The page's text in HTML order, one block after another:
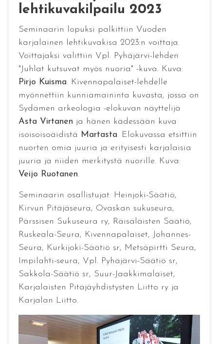
lehtikuvakilpailu 2023
Seminaarin lopuksi palkittiin Vuoden
karjalainen lehtikuvakisa 2023:n voittaja.
Voittajaksi valittiin Vpl. Pyhäjärvi-lehden
"Juhlat kutsuvat myös nuoria" -kuva. Kuva:
Pirjo Kuisma. Kivennapalaiset-lehdelle
myönnettiin kunniamaininta kuvasta, jossa on
Sydämen arkeologia -elokuvan näyttelijä
Asta Virtanen ja hänen kädessään kuva
isoisoisoäidistä Martasta. Elokuvassa etsittiin
nuorten omia juuria ja erityisesti karjalaisia
juuria ja niiden merkitystä nuorille. Kuva:
Veijo Ruotanen.
Seminaarin osallistujat: Heinjoki-Säätiö,
Kirvun Pitäjäseura, Ovaskan sukuseura,
Pärssisen Sukuseura ry, Räisäläisten Säätiö,
Ruskeala-Seura, Kivennapalaiset, Johannes-
Seura, Kurkijoki-Säätiö sr, Metsäpirtti Seura,
Impilahti-seura, Vpl. Pyhäjärvi-Säätiö sr,
Sakkola-Säätiö sr, Suur-Jaakkimalaiset,
Karjalaisten Pitäjäyhdistysten Liitto ry ja
Karjalan Liitto.